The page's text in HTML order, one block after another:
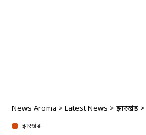
News Aroma > Latest News > झारखंड >
झारखंड